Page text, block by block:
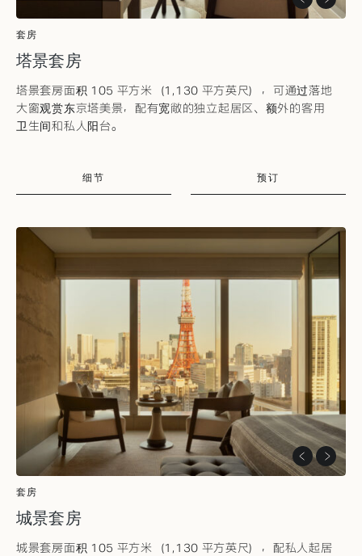
套房
塔景套房
塔景套房面积 105 平方米（1,130 平方英尺），可通过落地
大窗观赏东京塔美景，配有宽敞的独立起居区、额外的客用
卫生间和私人阳台。
细节 预订
套房
城景套房
城景套房面积 105 平方米（1,130 平方英尺），配私人起居